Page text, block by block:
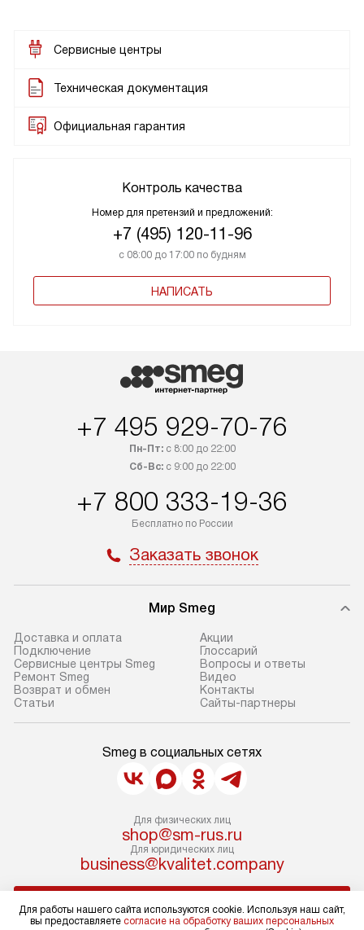
Сервисные центры
Техническая документация
Официальная гарантия
Контроль качества
Номер для претензий и предложений:
+7 (495) 120-11-96
с 08:00 до 17:00 по будням
НАПИСАТЬ
+7 495 929-70-76
Пн-Пт:с 8:00 до 22:00
Сб-Вс:с 9:00 до 22:00
+7 800 333-19-36
Бесплатно по России
Заказать звонок
Мир Smeg
Доставка и оплата
Подключение
Сервисные центры Smeg
Ремонт Smeg
Возврат и обмен
Статьи
Акции
Глоссарий
Вопросы и ответы
Видео
Контакты
Сайты-партнеры
Smeg в социальных сетях
Для физических лиц
shop@sm-rus.ru
Для юридических лиц
business@kvalitet.company
Для работы нашего сайта используются cookie. Используя наш сайт,
вы предоставляете согласие на обработку ваших персональных